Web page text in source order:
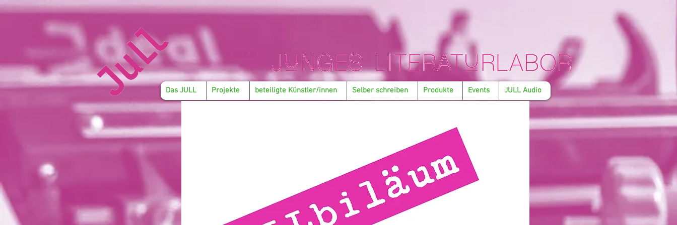
Das JULL Projekte beteiligte Künstler/innen Selber schreiben Produkte Events JULL Audio